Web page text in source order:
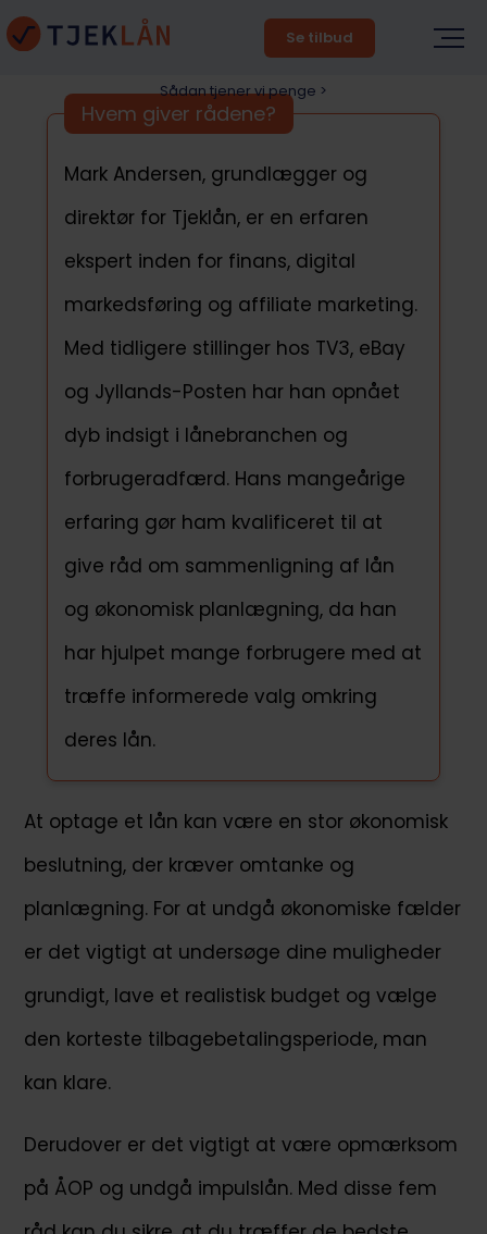
Se tilbud
Sådan tjener vi penge >
Hvem giver rådene?
Mark Andersen, grundlægger og
direktør for Tjeklån, er en erfaren
ekspert inden for finans, digital
markedsføring og affiliate marketing.
Med tidligere stillinger hos TV3, eBay
og Jyllands-Posten har han opnået
dyb indsigt i lånebranchen og
forbrugeradfærd. Hans mangeårige
erfaring gør ham kvalificeret til at
give råd om sammenligning af lån
og økonomisk planlægning, da han
har hjulpet mange forbrugere med at
træffe informerede valg omkring
deres lån.
At optage et lån kan være en stor økonomisk
beslutning, der kræver omtanke og
planlægning. For at undgå økonomiske fælder
er det vigtigt at undersøge dine muligheder
grundigt, lave et realistisk budget og vælge
den korteste tilbagebetalingsperiode, man
kan klare.
Derudover er det vigtigt at være opmærksom
på ÅOP og undgå impulslån. Med disse fem